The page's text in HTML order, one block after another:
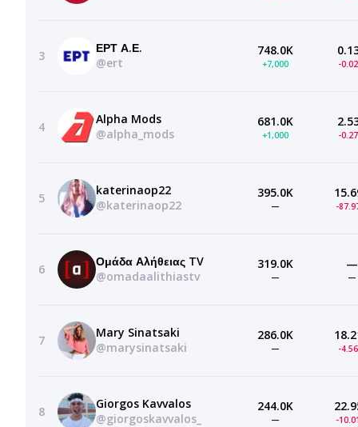
3
ΕΡΤ Α.Ε.
@ert
748.0K
+7,000 -
4
Alpha Mods
@alpha_mods
681.0K
+1,000 -
5
katerinaop22
@katerinaop22
395.0K
— -
6
Ομάδα Αλήθειας TV
@omadaalithiastv
319.0K
—
—
—
7
Mary Sinatsaki
@marysinatsaki
286.0K
— -
8
Giorgos Kavvalos
@giorgoskavvalos_
244.0K
— -